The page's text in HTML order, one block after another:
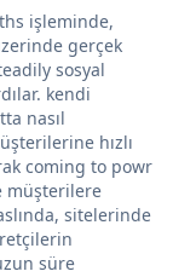
işleminde,
gerçek
sosyal
kendi
nasıl
hızlı
coming to powr
müşterilere
sitelerinde
süre